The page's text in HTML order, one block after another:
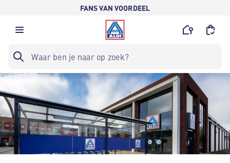
FANS VAN VOORDEEL